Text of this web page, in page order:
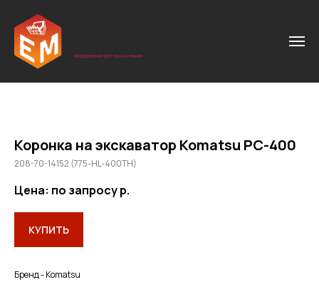
Коронка на экскаватор Komatsu PC-400
208-70-14152 (775-HL-400TH)
Цена: по запросур.
КУПИТЬ
Бренд - Komatsu